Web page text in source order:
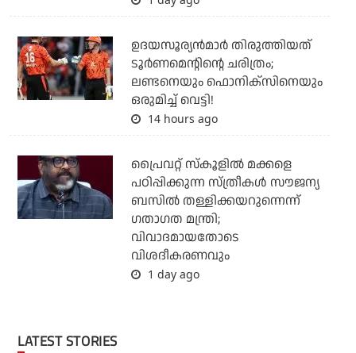
ഉദയസൂര്യന്‍മാര്‍ തിരുത്തിയത്
ടൂര്‍ണമെന്റിന്റെ ചരിത്രം;
ലണ്ടനെയും ഫൊനിക്‌സിനെയും
ഒരുമിച്ച് വെട്ടി!
14 hours ago
പ്രൈവറ്റ് സ്‌കൂളില്‍ മക്കളെ
പഠിപ്പിക്കുന്ന സ്ത്രീകള്‍ സൗജന്യ
ബസില്‍ തള്ളിക്കയറുന്നെന്ന്
ഗതാഗത മന്ത്രി;
വിവാദമായതോടെ
വിശദീകരണവും
1 day ago
LATEST STORIES